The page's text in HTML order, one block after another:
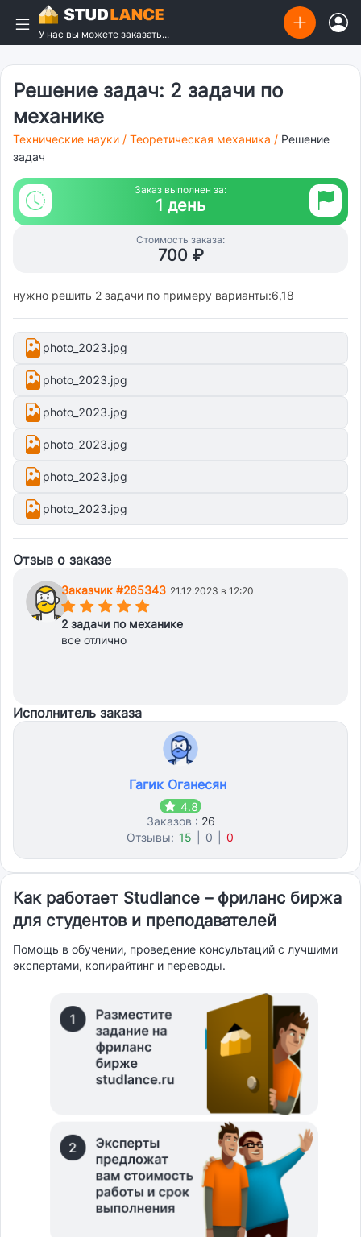
У нас вы можете заказать...
Решение задач: 2 задачи по
механике
Технические науки / Теоретическая механика / Решение
задач
Заказ выполнен за:
1 день
Стоимость заказа:
700 ₽
нужно решить 2 задачи по примеру варианты:6,18
photo_2023.jpg
photo_2023.jpg
photo_2023.jpg
photo_2023.jpg
photo_2023.jpg
photo_2023.jpg
Отзыв о заказе
Заказчик #265343 21.12.2023 в 12:20
(*)(*)(*)(*)(*)
2 задачи по механике
все отлично
Исполнитель заказа
Гагик Оганесян
4.8
Заказов : 26
Отзывы: 15 0 0
Как работает Studlance – фриланс биржа
для студентов и преподавателей
Помощь в обучении, проведение консультаций с лучшими
экспертами, копирайтинг и переводы.